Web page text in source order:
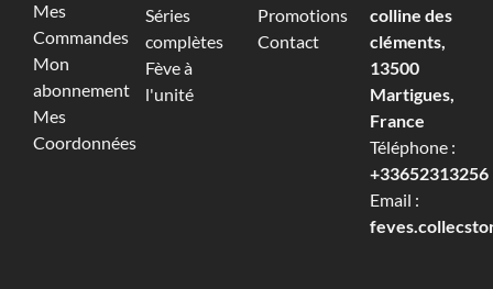
Mes
Commandes
Mon
abonnement
Mes
Coordonnées
Séries
complètes
Fève à
l'unité
Promotions
Contact
colline des
cléments,
13500
Martigues,
France
Téléphone :
+33652313256‬
Email :